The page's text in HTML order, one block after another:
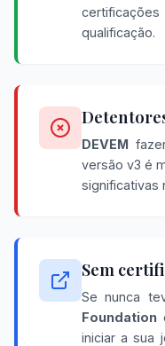
qualificação.
DEVEM
versão v3 é
significativas
Sem
Se nunca
Foundation
iniciar a sua